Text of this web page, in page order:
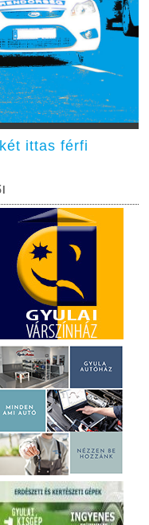
ittas férfi